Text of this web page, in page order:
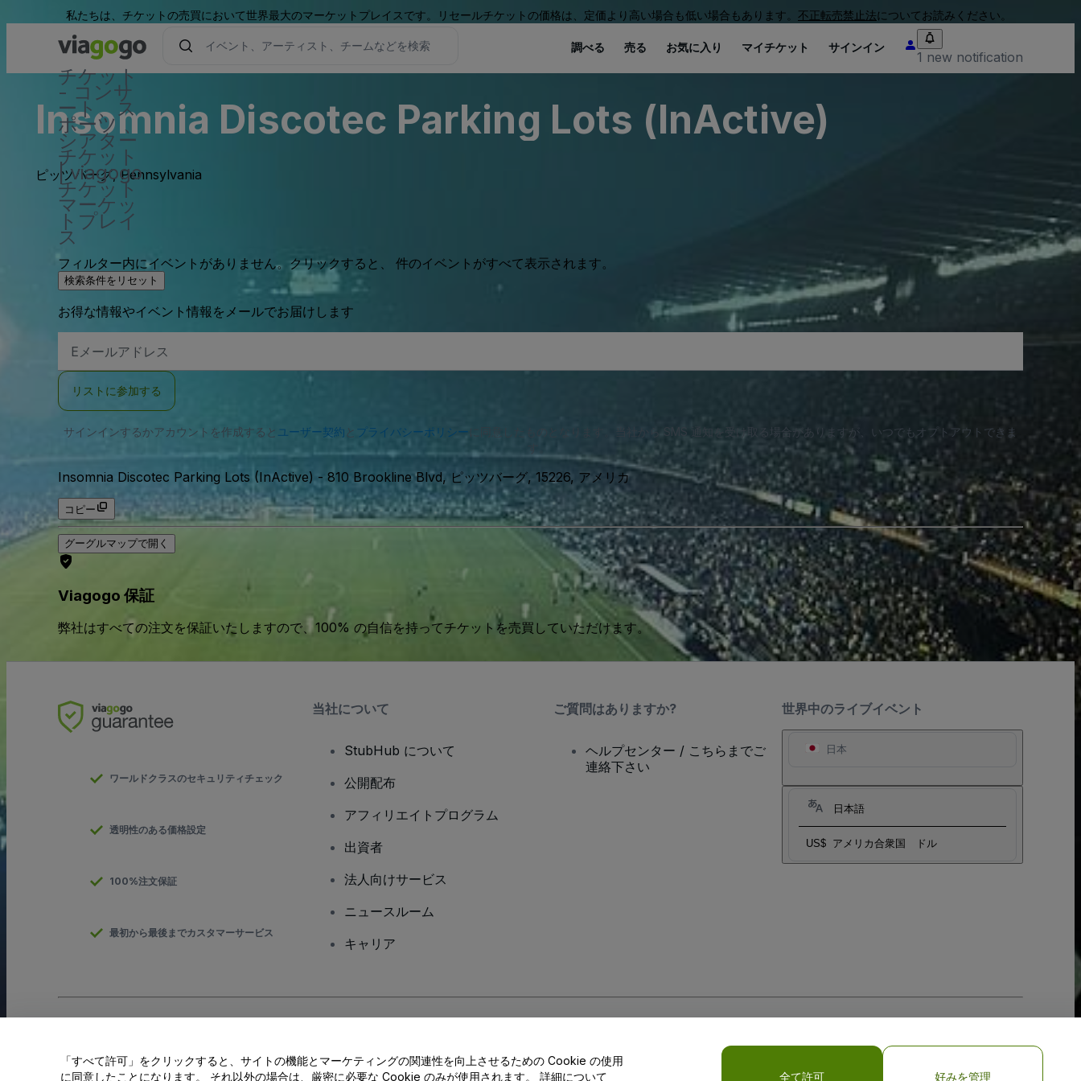
私たちは、チケットの売買において世界最大のマーケットプレイスです。リセールチケットの価格は、定価より高い場合も低い場合もあります。 不正転売禁止法についてお読みください。
チケット
- コンサ
ート、ス
ポーツ 、
シアター
チケット
| viagogo
チケット
マーケッ
トプレイ
ス
調べる 売る お気に入り マイチケット サインイン
1 new notification
Insomnia Discotec Parking Lots (InActive)
ピッツバーグ, Pennsylvania
フィルター内にイベントがありません。クリックすると、 件のイベントがすべて表示されます。
検索条件をリセット
お得な情報やイベント情報をメールでお届けします
メ
ア
ス
リストに参加する
サインインするかアカウントを作成すると ユーザー契約 と プライバシーポリシー に同意したものとなります。当社から SMS 通知を受け取る場合がありますが、いつでもオプトアウトできま
Insomnia Discotec Parking Lots (InActive) - 810 Brookline Blvd, ピッツバーグ, 15226, アメリカ
コピー
グーグルマップで開く
Viagogo 保証
弊社はすべての注文を保証いたしますので、100% の自信を持ってチケットを売買していただけます。
世界中のライブイベント
日本
日本語
US$ アメリカ合衆国 ドル
ワールドクラスのセキュリティチェック
透明性のある価格設定
100%注文保証
最初から最後までカスタマーサービス
当社について
StubHub について
公開配布
アフィリエイトプログラム
出資者
法人向けサービス
ニュースルーム
キャリア
ご質問はありますか?
ヘルプセンター / こちらまでご
連絡下さい
私の個人情報を共有しない/あなたのプライバシーの選択
「すべて許可」をクリックすると、サイトの機能とマーケティングの関連性を向上させるための Cookie の使用
に同意したことになります。 それ以外の場合は、厳密に必要な Cookie のみが使用されます。 詳細について
全て許可 好みを管理